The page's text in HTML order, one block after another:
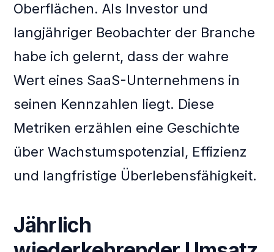
Oberflächen. Als Investor und
langjähriger Beobachter der Branche
habe ich gelernt, dass der wahre
Wert eines SaaS-Unternehmens in
seinen Kennzahlen liegt. Diese
Metriken erzählen eine Geschichte
über Wachstumspotenzial, Effizienz
und langfristige Überlebensfähigkeit.
Jährlich